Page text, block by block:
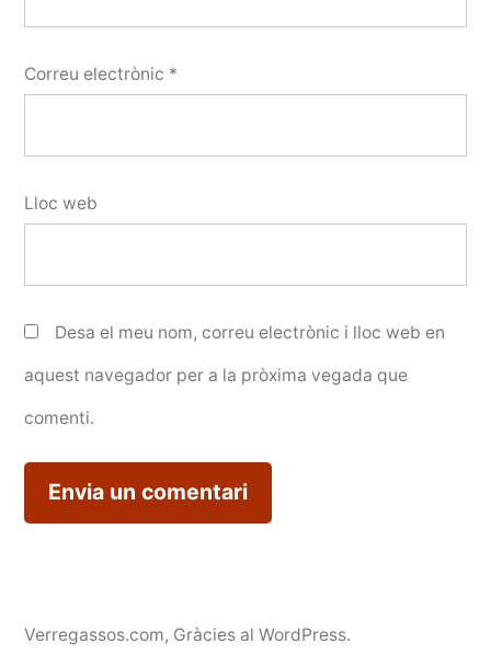
Correu electrònic *
Lloc web
Desa el meu nom, correu electrònic i lloc web en
aquest navegador per a la pròxima vegada que
comenti.
Verregassos.com, Gràcies al WordPress.